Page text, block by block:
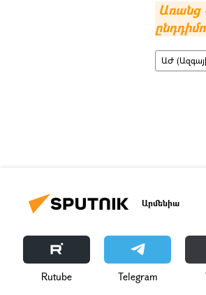
Առանց
ԱԺ
Արմենիա
Rutube Telegram